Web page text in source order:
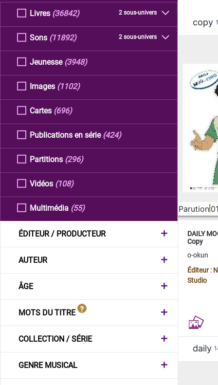
Livres 2 sous-univers
(36842)
Sons 2 sous-univers
(11892)
Jeunesse (3948)
Images (1102)
Cartes (696)
Publications en série (424)
Partitions (296)
Vidéos (108)
Multimédia (55)
ÉDITEUR / PRODUCTEUR
AUTEUR
ÂGE
MOTS DU TITRE
COLLECTION / SÉRIE
GENRE MUSICAL
copy
Parution
DAILY
Copy
o-okun
Éditeur :
Studio
daily